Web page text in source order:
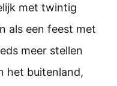
met twintig
als een feest met
meer stellen
het buitenland,